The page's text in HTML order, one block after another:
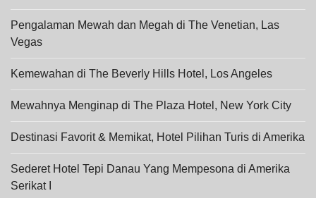
Pengalaman Mewah dan Megah di The Venetian, Las
Vegas
Kemewahan di The Beverly Hills Hotel, Los Angeles
Mewahnya Menginap di The Plaza Hotel, New York City
Destinasi Favorit & Memikat, Hotel Pilihan Turis di Amerika
Sederet Hotel Tepi Danau Yang Mempesona di Amerika
Serikat I